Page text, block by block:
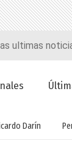
ultimas
Darín